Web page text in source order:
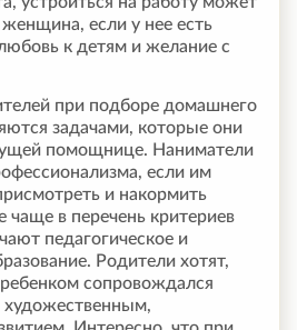
если у нее есть
к детям и желание с
при подборе домашнего
задачами, которые они
помощнице. Наниматели
если им
и накормить
чаще в перечень критериев
педагогическое и
Родители хотят,
сопровождался
художественным,